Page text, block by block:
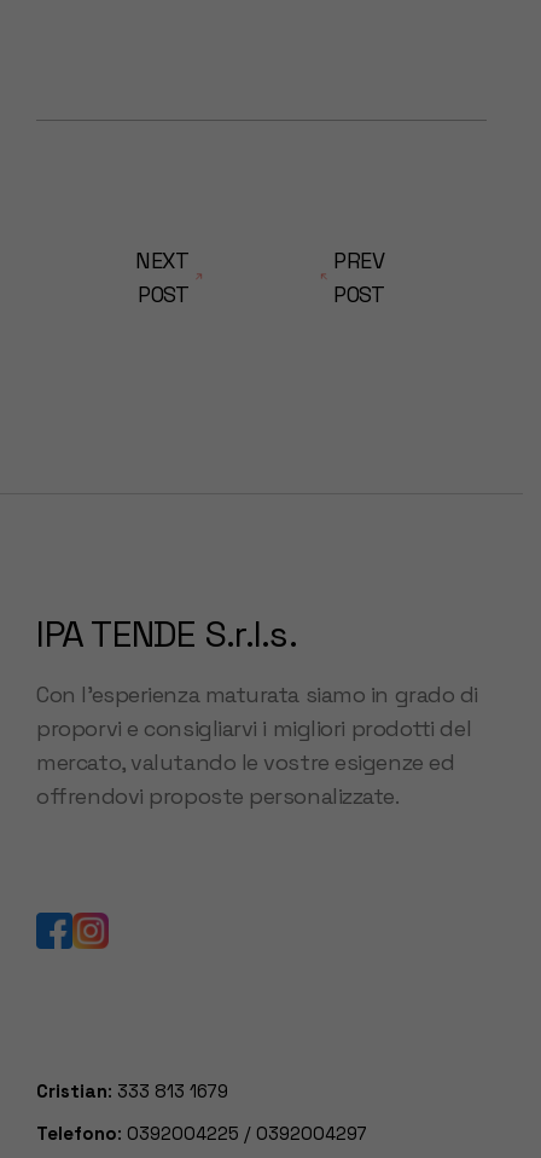
PREV
POST
NEXT
POST
IPA TENDE S.r.l.s.
Con l’esperienza maturata siamo in grado di
proporvi e consigliarvi i migliori prodotti del
mercato, valutando le vostre esigenze ed
offrendovi proposte personalizzate.
Cristian: 333 813 1679
Telefono: 0392004225 / 0392004297